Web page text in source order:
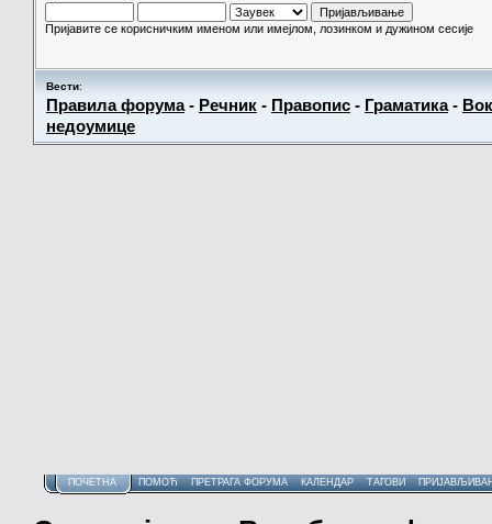
Пријавите се корисничким именом или имејлом, лозинком и дужином сесије
Вести:
Правила форума- Речник - Правопис - Граматика-
недоумице
ПОЧЕТНА ПОМОЋ ПРЕТРАГА ФОРУМА КАЛЕНДАР ТАГОВИ